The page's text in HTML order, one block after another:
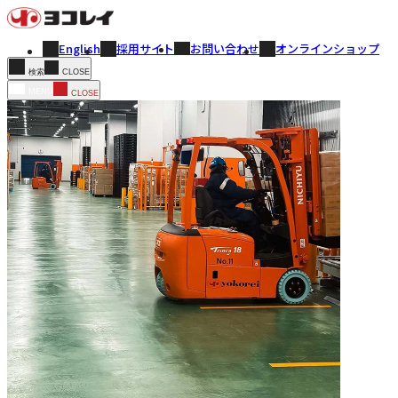
English 採用サイト お問い合わせ オンラインショップ
検索 CLOSE
CLOSE